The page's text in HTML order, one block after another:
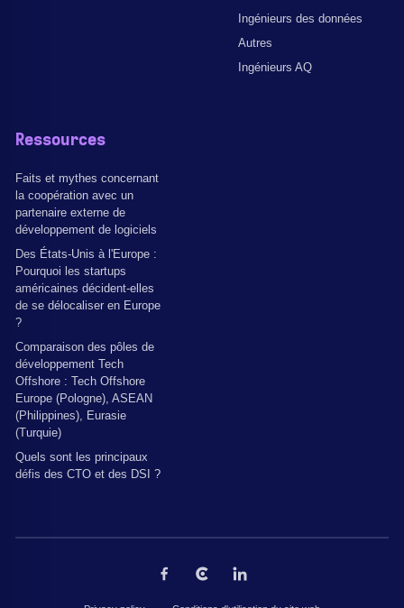
Ingénieurs des données
Autres
Ingénieurs AQ
Ressources
Faits et mythes concernant
la coopération avec un
partenaire externe de
développement de logiciels
Des États-Unis à l'Europe :
Pourquoi les startups
américaines décident-elles
de se délocaliser en Europe
?
Comparaison des pôles de
développement Tech
Offshore : Tech Offshore
Europe (Pologne), ASEAN
(Philippines), Eurasie
(Turquie)
Quels sont les principaux
défis des CTO et des DSI ?